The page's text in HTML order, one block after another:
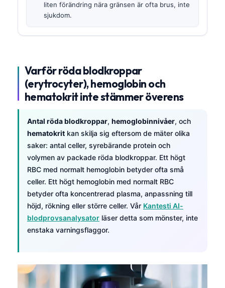
liten förändring nära gränsen är ofta brus, inte
sjukdom.
Varför röda blodkroppar
(erytrocyter), hemoglobin och
hematokrit inte stämmer överens
Antal röda blodkroppar, hemoglobinnivåer, och
hematokrit kan skilja sig eftersom de mäter olika
saker: antal celler, syrebärande protein och
volymen av packade röda blodkroppar. Ett högt
RBC med normalt hemoglobin betyder ofta små
celler. Ett högt hemoglobin med normalt RBC
betyder ofta koncentrerad plasma, anpassning till
höjd, rökning eller större celler. Vår Kantesti AI-
blodprovsanalysator läser detta som mönster, inte
enstaka varningsflaggor.